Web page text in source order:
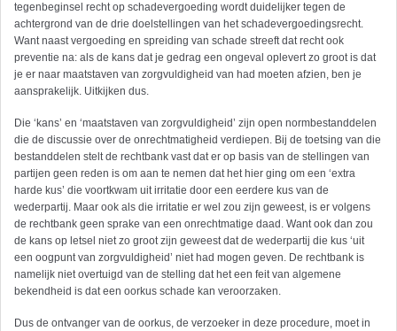
tegenbeginsel recht op schadevergoeding wordt duidelijker tegen de
achtergrond van de drie doelstellingen van het schadevergoedingsrecht.
Want naast vergoeding en spreiding van schade streeft dat recht ook
preventie na: als de kans dat je gedrag een ongeval oplevert zo groot is dat
je er naar maatstaven van zorgvuldigheid van had moeten afzien, ben je
aansprakelijk. Uitkijken dus.
Die ‘kans’ en ‘maatstaven van zorgvuldigheid’ zijn open normbestanddelen
die de discussie over de onrechtmatigheid verdiepen. Bij de toetsing van die
bestanddelen stelt de rechtbank vast dat er op basis van de stellingen van
partijen geen reden is om aan te nemen dat het hier ging om een ‘extra
harde kus’ die voortkwam uit irritatie door een eerdere kus van de
wederpartij. Maar ook als die irritatie er wel zou zijn geweest, is er volgens
de rechtbank geen sprake van een onrechtmatige daad. Want ook dan zou
de kans op letsel niet zo groot zijn geweest dat de wederpartij die kus ‘uit
een oogpunt van zorgvuldigheid’ niet had mogen geven. De rechtbank is
namelijk niet overtuigd van de stelling dat het een feit van algemene
bekendheid is dat een oorkus schade kan veroorzaken.
Dus de ontvanger van de oorkus, de verzoeker in deze procedure, moet in